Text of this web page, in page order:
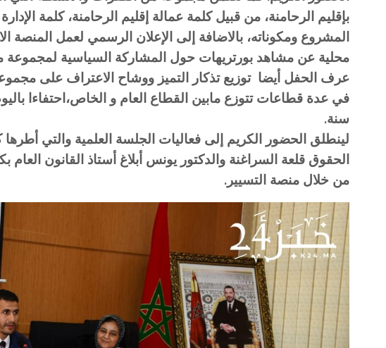
بإقليم الرحامنة، من قبيل كلمة عمالة إقليم الرحامنة، كلمة
المشروع ومكوناته، بالاضافة إلى الإعلان الرسمي لعمل المنصة
محلية عن مشاهد بورتريهات حول المشاركة السياسية لمجموعة
عرف الحفل أيضا توزيع تذكار التميز ووشاح الاعتراف على
في عدة قطاعات تتوزع مابين القطاع العام و الخاص،احتفاءا
سنة.
لينطلق الحضور الكريم إلى فعاليات الجلسة العلمية والتي
الحقوق قلعة السراغنة والدكتور يونس أبلاغ أستاذ القانون
من خلال منصة التسيير.